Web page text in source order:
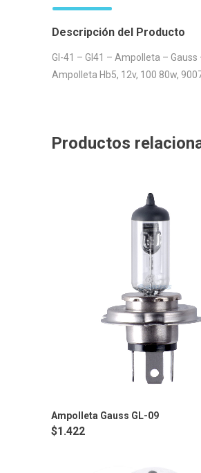
Descripción del Producto
Gl-41 – Gl41 – Ampolleta – Gauss
Ampolleta Hb5, 12v, 100 80w,
Productos
Ampolleta Gauss GL-09
$1.422